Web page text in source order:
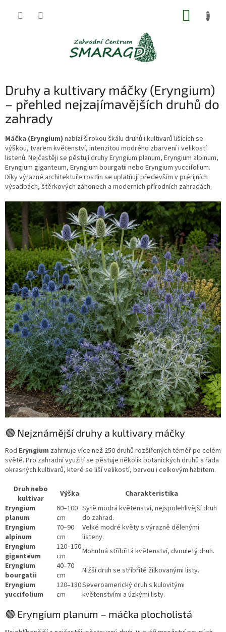
Druhy a kultivary máčky (Eryngium)
– přehled nejzajímavějších druhů do
zahrady
Máčka (Eryngium) nabízí širokou škálu druhů i kultivarů lišících se
výškou, tvarem květenství, intenzitou modrého zbarvení i velikostí
listenů. Nejčastěji se pěstují druhy Eryngium planum, Eryngium alpinum,
Eryngium giganteum, Eryngium bourgatii nebo Eryngium yuccifolium.
Díky výrazné architektuře rostlin se uplatňují především v prérijních
výsadbách, štěrkových záhonech a moderních přírodních zahradách.
🟢 Nejznámější druhy a kultivary máčky
Rod Eryngium zahrnuje více než 250 druhů rozšířených téměř po celém
světě. Pro zahradní využití se pěstuje několik botanických druhů a řada
okrasných kultivarů, které se liší velikostí, barvou i celkovým habitem.
Druh nebo
kultivar
Výška
Charakteristika
Eryngium
planum
60–100
cm
Sytě modrá květenství, nejspolehlivější druh
do zahrad.
Eryngium
alpinum
70–90
cm
Velké modré květy s výrazně dělenými
listeny.
Eryngium
giganteum
120–150
cm
Mohutná stříbřitá květenství, dvouletý druh.
Eryngium
bourgatii
40–70
cm
Nižší druh se stříbřitě žilkovanými listy.
Eryngium
yuccifolium
120–180
cm
Severoamerický druh s kulovitými
květenstvími a úzkými listy.
🟢 Eryngium planum – máčka plocholistá